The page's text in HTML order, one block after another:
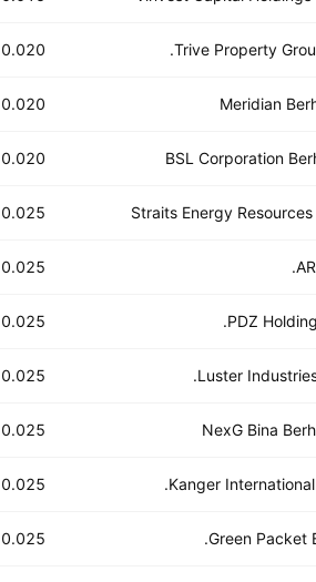
Trive Property
0.020
Meridian
0.020
BSL Corporation
0.020
Straits Energy Resources
0.025
0.025
PDZ
0.025
Luster
0.025
NexG Bina
0.025
Kanger International
0.025
Green Packet
0.025